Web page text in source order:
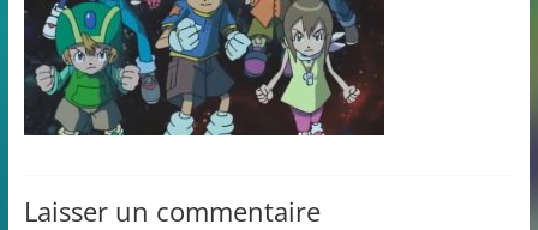
Laisser un commentaire